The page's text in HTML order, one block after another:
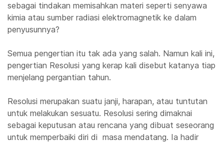
sebagai tindakan memisahkan materi seperti senyawa
kimia atau sumber radiasi elektromagnetik ke dalam
penyusunnya?
Semua pengertian itu tak ada yang salah. Namun kali ini,
pengertian Resolusi yang kerap kali disebut katanya tiap
menjelang pergantian tahun.
Resolusi merupakan suatu janji, harapan, atau tuntutan
untuk melakukan sesuatu. Resolusi sering dimaknai
sebagai keputusan atau rencana yang dibuat seseorang
untuk memperbaiki diri di masa mendatang. Ia hadir